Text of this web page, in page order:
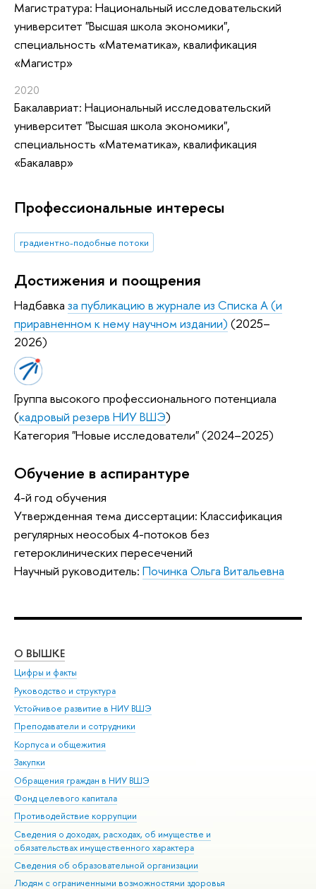
Магистратура: Национальный исследовательский
университет "Высшая школа экономики",
специальность «Математика», квалификация
«Магистр»
2020
Бакалавриат: Национальный исследовательский
университет "Высшая школа экономики",
специальность «Математика», квалификация
«Бакалавр»
Профессиональные интересы
градиентно-подобные потоки
Достижения и поощрения
Надбавка за публикацию в журнале из Списка А (и
приравненном к нему научном издании) (2025–
2026)
Группа высокого профессионального потенциала
(кадровый резерв НИУ ВШЭ)
Категория "Новые исследователи" (2024–2025)
Обучение в аспирантуре
4-й год обучения
Утвержденная тема диссертации: Классификация
регулярных неособых 4-потоков без
гетероклинических пересечений
Научный руководитель: Починка Ольга Витальевна
О ВЫШКЕ
Цифры и факты
Руководство и структура
Устойчивое развитие в НИУ ВШЭ
Преподаватели и сотрудники
Корпуса и общежития
Закупки
Обращения граждан в НИУ ВШЭ
Фонд целевого капитала
Противодействие коррупции
Сведения о доходах, расходах, об имуществе и
обязательствах имущественного характера
Сведения об образовательной организации
Людям с ограниченными возможностями здоровья